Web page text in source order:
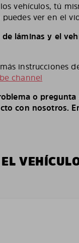
vehículos, tú
ver en el
láminas y el
instrucciones
channel
o
con nosotros.